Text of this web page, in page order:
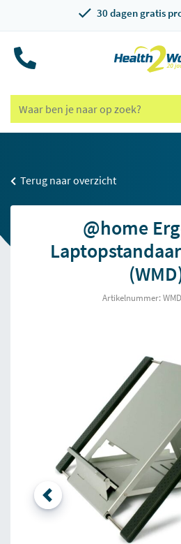
30 dagen gratis
Terug naar overzicht
@home
Artikelnummer: